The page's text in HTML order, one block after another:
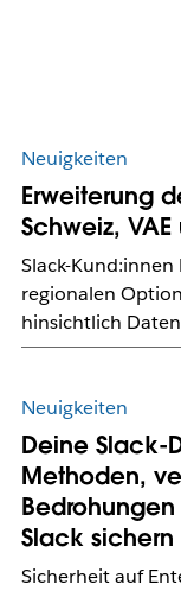
Neuigkeiten
Erweiterung
Schweiz,
Slack-
regionalen
hinsichtlich
Neuigkeiten
Deine Slack-
Methoden,
Slack sichern
Sicherheit auf